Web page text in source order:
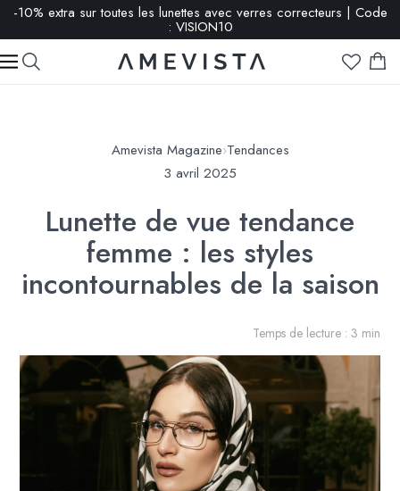
-10% extra sur toutes les lunettes avec verres correcteurs | Code
: VISION10
Amevista Magazine›Tendances
3 avril 2025
Lunette de vue tendance
femme : les styles
incontournables de la saison
Temps de lecture : 3 min